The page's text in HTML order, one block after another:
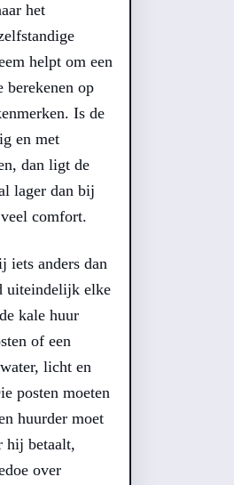
het
helpt om een
berekenen op
Is de
en met
dan ligt de
lager dan bij
comfort.
iets anders dan
uiteindelijk elke
kale huur
of een
licht en
posten moeten
huurder moet
hij betaalt,
over